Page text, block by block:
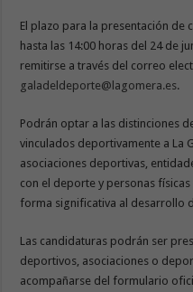
El plazo para la presentación de
hasta las 14:00 horas del 24 de
remitirse a través del correo
galadeldeporte@lagomera.es.
Podrán optar a las distinciones
vinculados deportivamente a La
asociaciones deportivas,
con el deporte y personas
forma significativa al desarrollo
Las candidaturas podrán ser
deportivos, asociaciones o
acompañarse del formulario